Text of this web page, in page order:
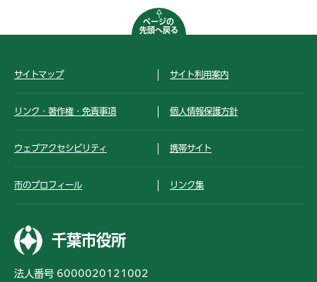
ページの
先頭へ戻る
サイトマップ サイト利用案内
リンク・著作権・免責事項 個人情報保護方針
ウェブアクセシビリティ 携帯サイト
市のプロフィール リンク集
千葉市役所
法人番号 6000020121002